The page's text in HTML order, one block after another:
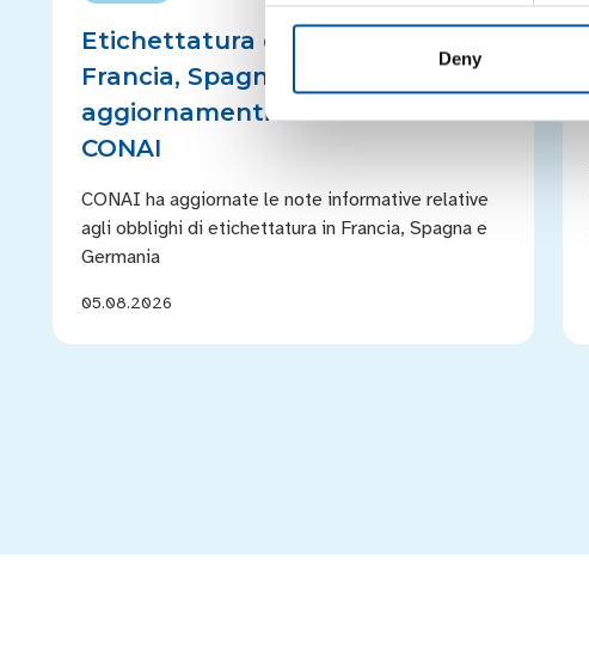
Deny
Etichettatura degli imballaggi in
Francia, Spagna e Germania:
aggiornamenti note informative
CONAI
CONAI ha aggiornate le note informative relative
agli obblighi di etichettatura in Francia, Spagna e
Germania
05.08.2026